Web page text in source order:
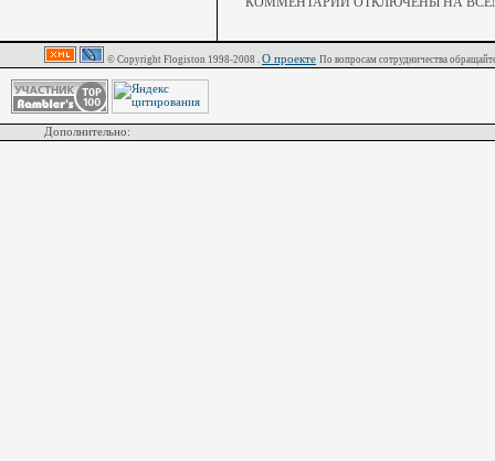
© Copyright Flogiston 1998-2008 . О проекте По вопросам сотрудничества
Дополнительно: